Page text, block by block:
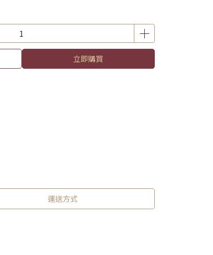
立即購買
運送方式